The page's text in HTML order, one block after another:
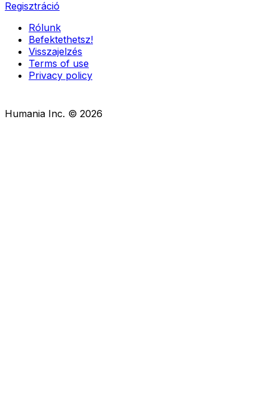
Regisztráció
Rólunk
Befektethetsz!
Visszajelzés
Terms of use
Privacy policy
Humania Inc. © 2026